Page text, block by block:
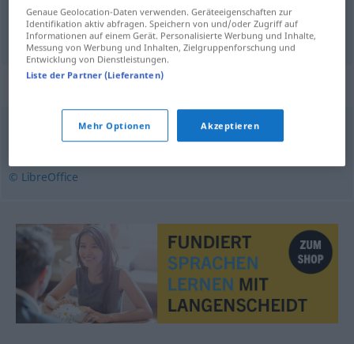
betriebssicher,einwandfrei niezawodny TECH
Synonyme für "niezawodny"
solidny
© LibreOffice
Genaue Geolocation-Daten verwenden. Geräteeigenschaften zur
Identifikation aktiv abfragen. Speichern von und/oder Zugriff auf
Informationen auf einem Gerät. Personalisierte Werbung und Inhalte,
Messung von Werbung und Inhalten, Zielgruppenforschung und
Entwicklung von Dienstleistungen.
Liste der Partner (Lieferanten)
Mehr Optionen Akzeptieren